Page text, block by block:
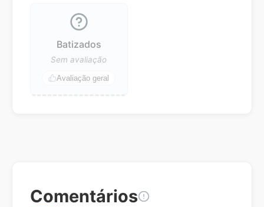
Batizados
Sem avaliação
Avaliação geral
Comentários